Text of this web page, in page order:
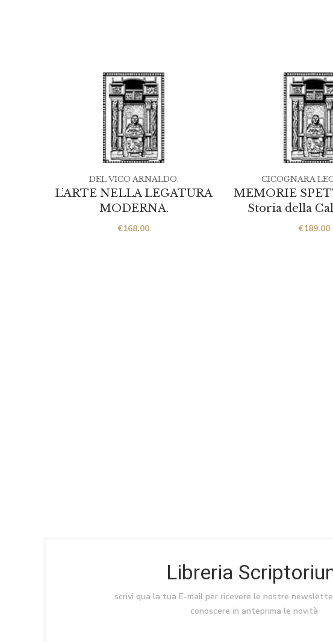
L’ARTE NELLA LEGATURA
MODERNA.
€168.00
DEL VICO ARNALDO.
MEMORIE
Storia della
€189.00
CICOGNARA
Libreria
scrivi qua la tua E-mail per ricevere le nostre
conoscere in anteprima le novità